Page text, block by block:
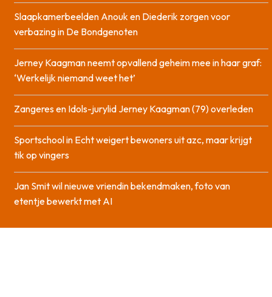
Slaapkamerbeelden Anouk en Diederik zorgen voor
verbazing in De Bondgenoten
Jerney Kaagman neemt opvallend geheim mee in haar graf:
‘Werkelijk niemand weet het’
Zangeres en Idols-jurylid Jerney Kaagman (79) overleden
Sportschool in Echt weigert bewoners uit azc, maar krijgt
tik op vingers
Jan Smit wil nieuwe vriendin bekendmaken, foto van
etentje bewerkt met AI